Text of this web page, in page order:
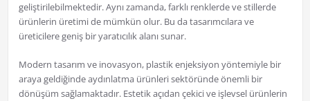
geliştirilebilmektedir. Aynı zamanda, farklı renklerde ve stillerde
ürünlerin üretimi de mümkün olur. Bu da tasarımcılara ve
üreticilere geniş bir yaratıcılık alanı sunar.
Modern tasarım ve inovasyon, plastik enjeksiyon yöntemiyle bir
araya geldiğinde aydınlatma ürünleri sektöründe önemli bir
dönüşüm sağlamaktadır. Estetik açıdan çekici ve işlevsel ürünlerin